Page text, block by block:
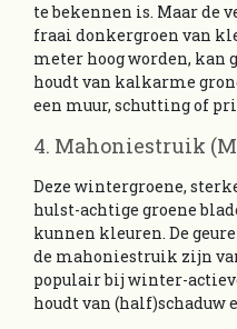
te bekennen is. Maar de
fraai donkergroen van
meter hoog worden, kan
houdt van kalkarme
een muur, schutting of
4. Mahoniestruik
Deze wintergroene,
hulst-achtige groene
kunnen kleuren. De
de mahoniestruik zijn
populair bij winter-
houdt van (half)schaduw